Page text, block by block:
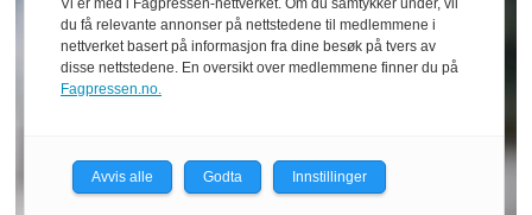
Vi er med i Fagpressen-nettverket. Om du samtykker under, vil
du få relevante annonser på nettstedene til medlemmene i
nettverket basert på informasjon fra dine besøk på tvers av
disse nettstedene. En oversikt over medlemmene finner du på
Fagpressen.no.
Avvis alle Godta Innstillinger